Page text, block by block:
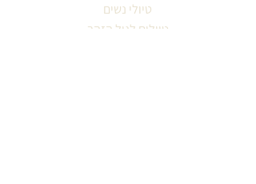
טיולי נשים
טיולים לגיל הזהב